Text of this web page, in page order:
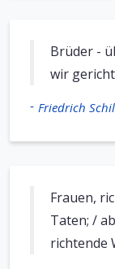
Brüder -
wir
- Friedrich
Frauen,
Taten; /
richtende